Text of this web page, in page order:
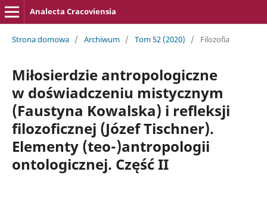
Analecta Cracoviensia
Strona domowa / Archiwum / Tom 52 (2020) / Filozofia
Miłosierdzie antropologiczne
w doświadczeniu mistycznym
(Faustyna Kowalska) i refleksji
filozoficznej (Józef Tischner).
Elementy (teo-)antropologii
ontologicznej. Część II